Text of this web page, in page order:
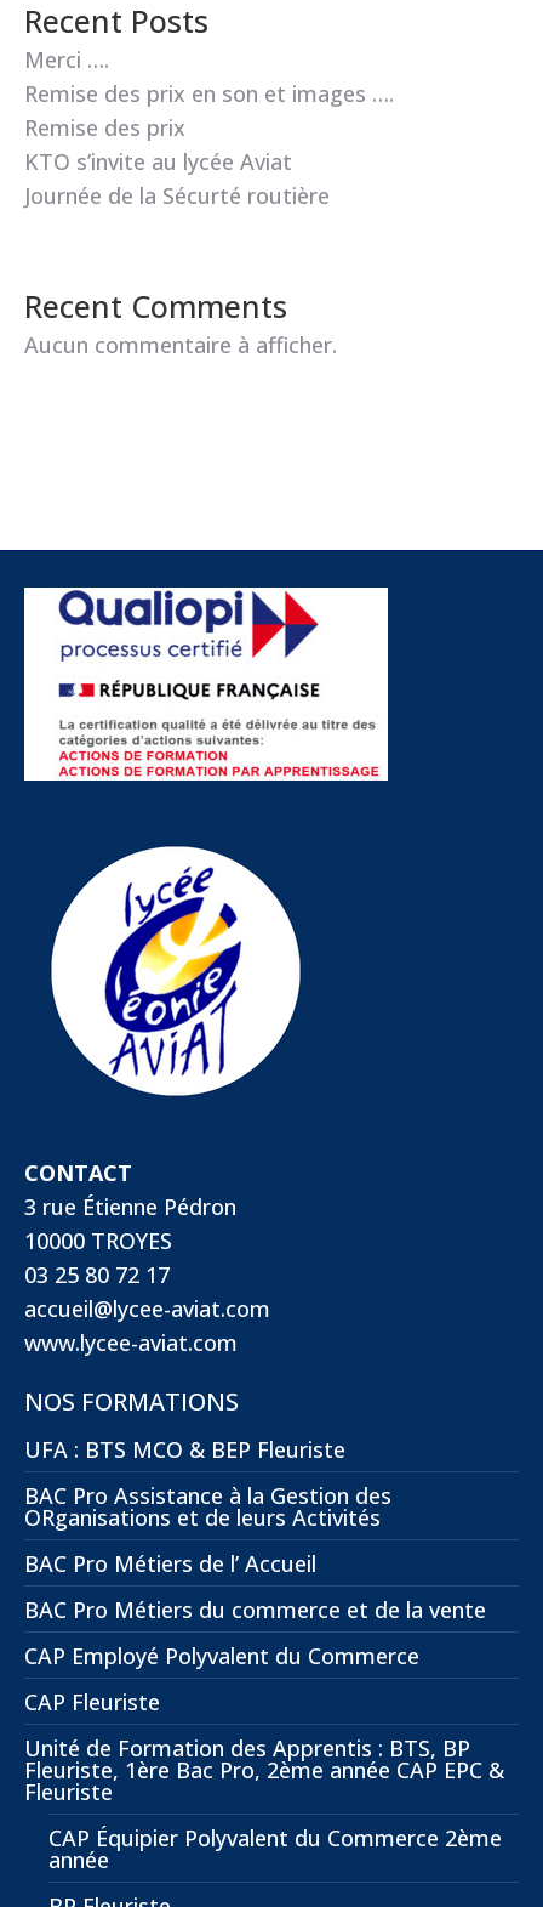
Recent Posts
Merci ….
Remise des prix en son et images ….
Remise des prix
KTO s’invite au lycée Aviat
Journée de la Sécurté routière
Recent Comments
Aucun commentaire à afficher.
CONTACT
3 rue Étienne Pédron
10000 TROYES
03 25 80 72 17
accueil@lycee-aviat.com
www.lycee-aviat.com
NOS FORMATIONS
UFA : BTS MCO & BEP Fleuriste
BAC Pro Assistance à la Gestion des
ORganisations et de leurs Activités
BAC Pro Métiers de l’ Accueil
BAC Pro Métiers du commerce et de la vente
CAP Employé Polyvalent du Commerce
CAP Fleuriste
Unité de Formation des Apprentis : BTS, BP
Fleuriste, 1ère Bac Pro, 2ème année CAP EPC &
Fleuriste
CAP Équipier Polyvalent du Commerce 2ème
année